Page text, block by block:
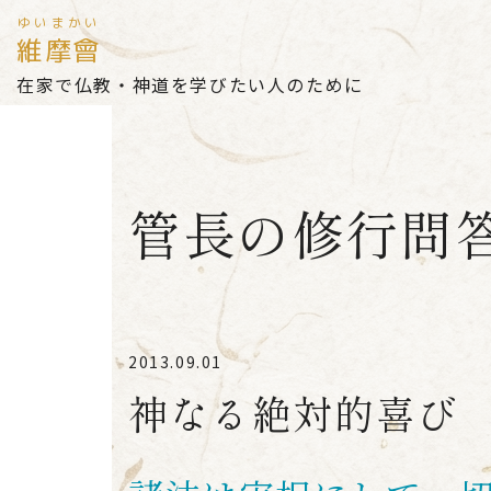
維摩會
ゆいまかい
在家で仏教・神道を学びたい人のために
管長の修行問
2013.09.01
神なる絶対的喜び